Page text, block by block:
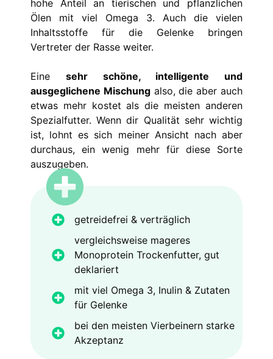
hohe Anteil an tierischen und pflanzlichen
Ölen mit viel Omega 3. Auch die vielen
Inhaltsstoffe für die Gelenke bringen
Vertreter der Rasse weiter.
Eine sehr schöne, intelligente und
ausgeglichene Mischungalso, die aber auch
etwas mehr kostet als die meisten anderen
Spezialfutter. Wenn dir Qualität sehr wichtig
ist, lohnt es sich meiner Ansicht nach aber
durchaus, ein wenig mehr für diese Sorte
auszugeben.
getreidefrei & verträglich
vergleichsweise mageres
Monoprotein Trockenfutter, gut
deklariert
mit viel Omega 3, Inulin & Zutaten
für Gelenke
bei den meisten Vierbeinern starke
Akzeptanz